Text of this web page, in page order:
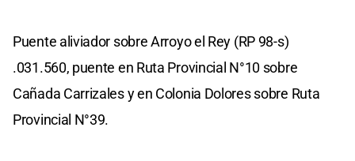
Puente aliviador sobre Arroyo el Rey (RP 98-s)
.031.560, puente en Ruta Provincial N°10 sobre
Cañada Carrizales y en Colonia Dolores sobre Ruta
Provincial N°39.